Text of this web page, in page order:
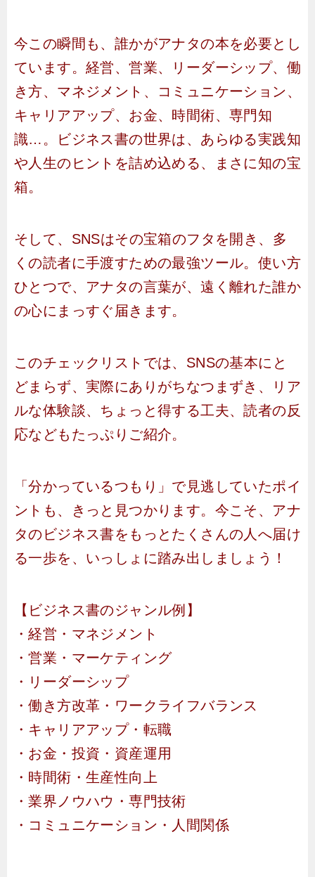
今この瞬間も、誰かがアナタの本を必要とし
ています。経営、営業、リーダーシップ、働
き方、マネジメント、コミュニケーション、
キャリアアップ、お金、時間術、専門知
識…。ビジネス書の世界は、あらゆる実践知
や人生のヒントを詰め込める、まさに知の宝
箱。
そして、SNSはその宝箱のフタを開き、多
くの読者に手渡すための最強ツール。使い方
ひとつで、アナタの言葉が、遠く離れた誰か
の心にまっすぐ届きます。
このチェックリストでは、SNSの基本にと
どまらず、実際にありがちなつまずき、リア
ルな体験談、ちょっと得する工夫、読者の反
応などもたっぷりご紹介。
「分かっているつもり」で見逃していたポイ
ントも、きっと見つかります。今こそ、アナ
タのビジネス書をもっとたくさんの人へ届け
る一歩を、いっしょに踏み出しましょう！
【ビジネス書のジャンル例】
・経営・マネジメント
・営業・マーケティング
・リーダーシップ
・働き方改革・ワークライフバランス
・キャリアアップ・転職
・お金・投資・資産運用
・時間術・生産性向上
・業界ノウハウ・専門技術
・コミュニケーション・人間関係